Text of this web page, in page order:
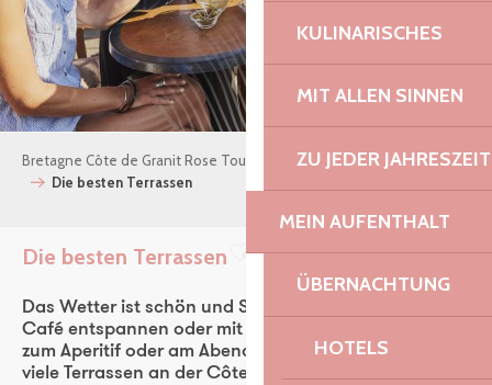
KULINARISCHES
MIT ALLEN SINNEN
ZU JEDER JAHRESZEIT
MEIN AUFENTHALT
ÜBERNACHTUNG
HOTELS
Bretagne Côte de Granit Rose Tourismus
Sehen und Erleben
Die besten Terrassen
Die besten Terrassen
Ajouter aux favoris
Das Wetter ist schön und Sie möchten sich in einem
Café entspannen oder mit Freunden einen Umtrunk
zum Aperitif oder am Abend genießen! Aber es gibt zu
viele Terrassen an der Côte de Granit Rose und Sie